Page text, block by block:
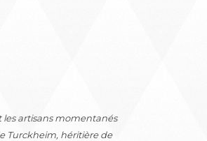
les artisans momentanés
Turckheim, héritière de